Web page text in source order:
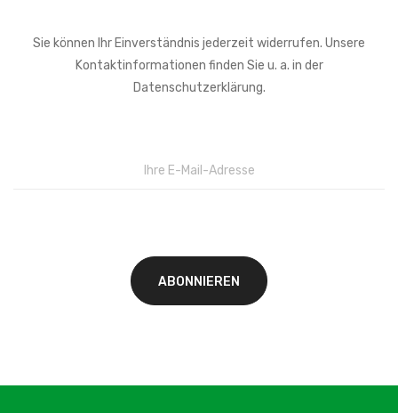
Sie können Ihr Einverständnis jederzeit widerrufen. Unsere
Kontaktinformationen finden Sie u. a. in der
Datenschutzerklärung.